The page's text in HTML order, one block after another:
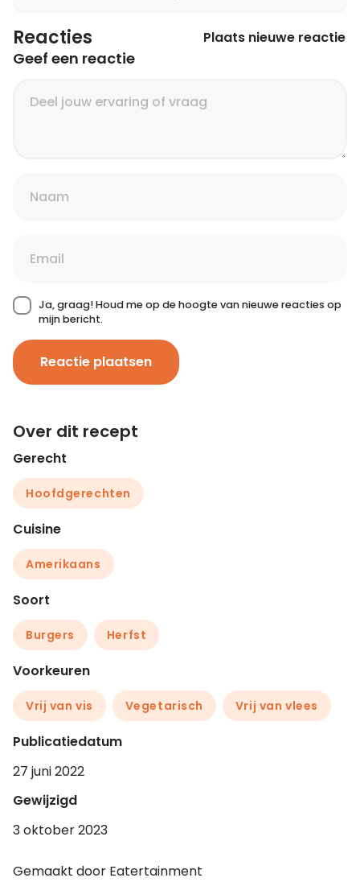
Reacties Plaats nieuwe reactie
Geef een reactie
Ja, graag! Houd me op de hoogte van nieuwe reacties op
mijn bericht.
Reactie plaatsen
Over dit recept
Gerecht
Hoofdgerechten
Cuisine
Amerikaans
Soort
Burgers Herfst
Voorkeuren
Vrij van vis Vegetarisch Vrij van vlees
Publicatiedatum
27 juni 2022
Gewijzigd
3 oktober 2023
Gemaakt door Eatertainment